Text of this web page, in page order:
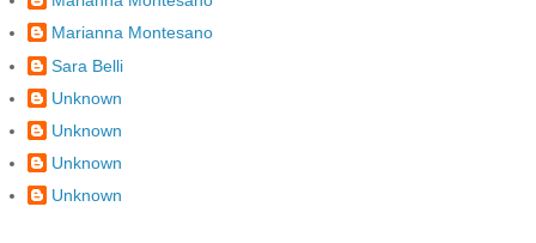
Marianna Montesano
Sara Belli
Unknown
Unknown
Unknown
Unknown